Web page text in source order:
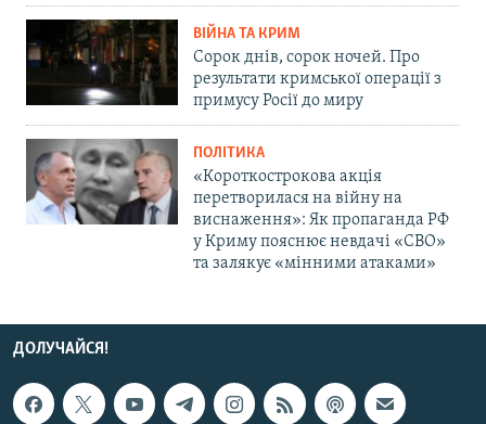
ВІЙНА ТА КРИМ
Сорок днів, сорок ночей. Про
результати кримської операції з
примусу Росії до миру
ПОЛІТИКА
«Короткострокова акція
перетворилася на війну на
виснаження»: Як пропаганда РФ
у Криму пояснює невдачі «СВО»
та залякує «мінними атаками»
ДОЛУЧАЙСЯ!